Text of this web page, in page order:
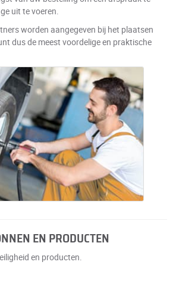
uit te voeren.
worden aangegeven bij het plaatsen
dus de meest voordelige en praktische
EN PRODUCTEN
en producten.